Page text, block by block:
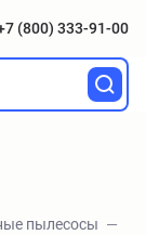
(800) 333-91-00
пылесосы